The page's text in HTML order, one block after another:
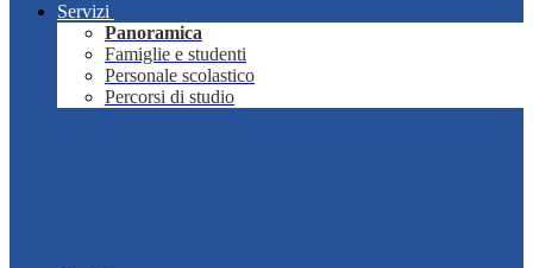
Servizi
Panoramica
Famiglie e studenti
Personale scolastico
Percorsi di studio